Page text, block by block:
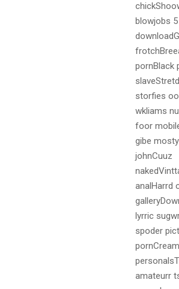
blowjobs 5
pornBlack
storfies
wkliams
foor
gibe
johnCuuz
analHarrd
lyrric
spoder
amateurr